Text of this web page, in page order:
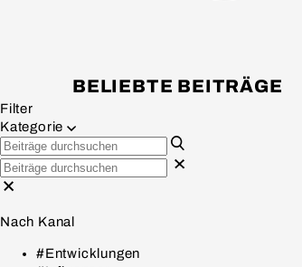
BELIEBTE BEITRÄGE
Filter
Kategorie
Nach Kanal
#Entwicklungen